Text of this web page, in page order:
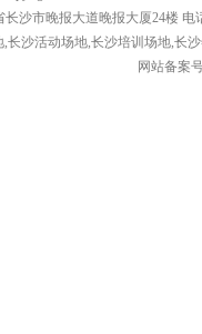
沙市晚报大道晚报大厦24楼 电
长沙活动场地,长沙培训场地,长
网站备案